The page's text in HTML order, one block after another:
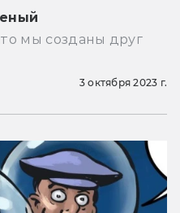
мы созданы друг
3 октября 2023 г.